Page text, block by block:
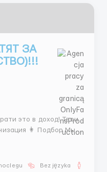
ЗА
это в доход! Твои
👩 Подбор Мы
Bez języka